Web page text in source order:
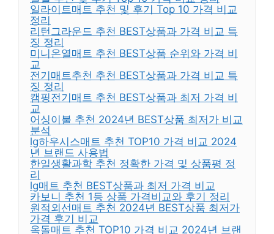
일라이트매트 추천 및 후기 Top 10 가격 비교
정리
리턴그라운드 추천 BEST상품과 가격 비교 특
징 정리
미니온열매트 추천 BEST상품 순위와 가격 비
교
전기매트추천 추천 BEST상품과 가격 비교 특
징 정리
캠핑전기매트 추천 BEST상품과 최저 가격 비
교
어싱이불 추천 2024년 BEST상품 최저가 비교
분석
lg하우시스매트 추천 TOP10 가격 비교 2024
년 브랜드 사용법
한일생활과학 추천 정확한 가격 및 상품평 정
리
lg매트 추천 BEST상품과 최저 가격 비교
카보니 추천 1등 상품 가격비교와 후기 정리
원적외선매트 추천 2024년 BEST상품 최저가
가격 후기 비교
옥돌매트 추천 TOP10 가격 비교 2024년 브랜